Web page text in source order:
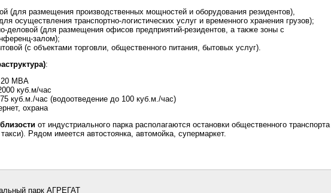
(для размещения производственных мощностей и оборудования резидентов),
осуществления транспортно-логистических услуг и временного хранения грузов);
деловой (для размещения офисов предприятий-резидентов, а также зоны с
залом);
(с объектами торговли, общественного питания, бытовых услуг).
:
20 МВА
куб.м/час
куб.м./час (водоотведение до 100 куб.м./час)
охрана
от индустриального парка располагаются остановки общественного транспорта
Рядом имеется автостоянка, автомойка, супермаркет.
парк АГРЕГАТ